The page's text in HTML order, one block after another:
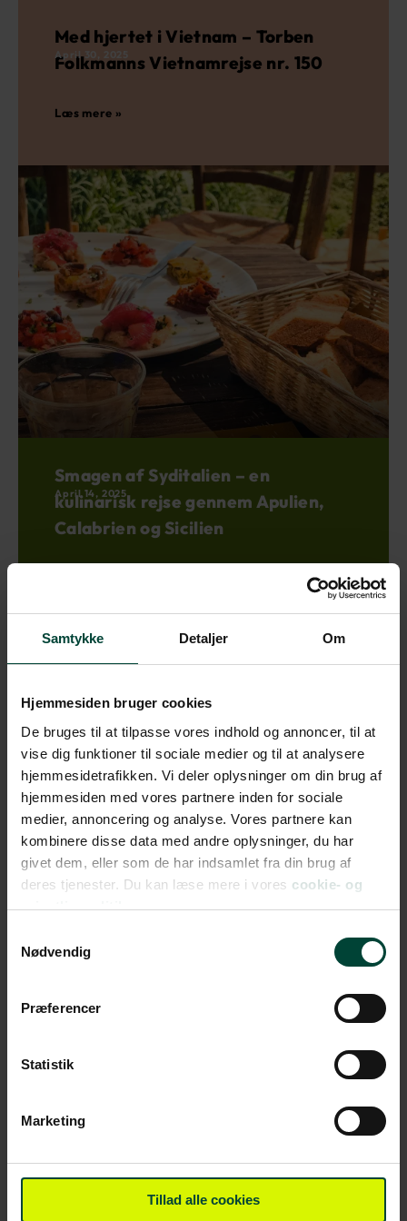
Samtykke Detaljer Om
Hjemmesiden bruger cookies
De bruges til at tilpasse vores indhold og annoncer, til at
vise dig funktioner til sociale medier og til at analysere
hjemmesidetrafikken. Vi deler oplysninger om din brug af
hjemmesiden med vores partnere inden for sociale
medier, annoncering og analyse. Vores partnere kan
kombinere disse data med andre oplysninger, du har
givet dem, eller som de har indsamlet fra din brug af
deres tjenester. Du kan læse mere i vores cookie- og
privatlivspolitik.
Nødvendig
Præferencer
Statistik
Marketing
Tillad alle cookies
Med hjertet i Vietnam – Torben
Folkmanns Vietnamrejse nr. 150
April 30, 2025
Læs mere »
Smagen af Syditalien – en
kulinarisk rejse gennem Apulien,
Calabrien og Sicilien
April 14, 2025
fortæller: Vietnams madkultur
August 15, 2024
Læs mere »